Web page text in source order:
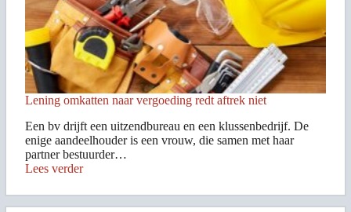
Lening omkatten naar vergoeding redt aftrek niet
Een bv drijft een uitzendbureau en een klussenbedrijf. De
enige aandeelhouder is een vrouw, die samen met haar
partner bestuurder…
Lees verder